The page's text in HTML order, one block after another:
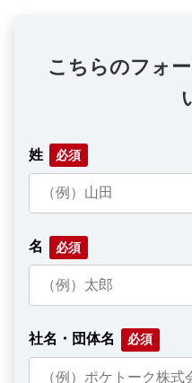
こちらのフォ
姓
名
社名・団体名